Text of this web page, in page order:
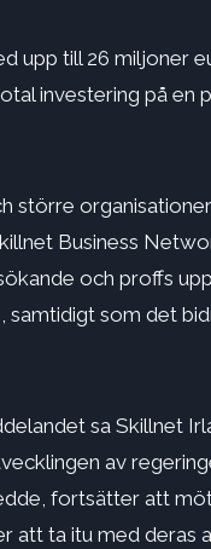
upp till 26 miljoner
investering på
större
Business
och proffs
som det
sa Skillnet
av
fortsätter att
att ta itu med